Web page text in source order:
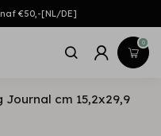
€50,-[NL/DE]
0
Journal cm 15,2x29,9